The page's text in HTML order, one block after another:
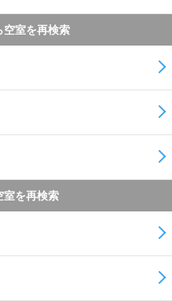
空室を再検索
室を再検索